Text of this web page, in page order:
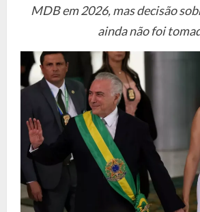
MDB em 2026, mas decisão
ainda não foi